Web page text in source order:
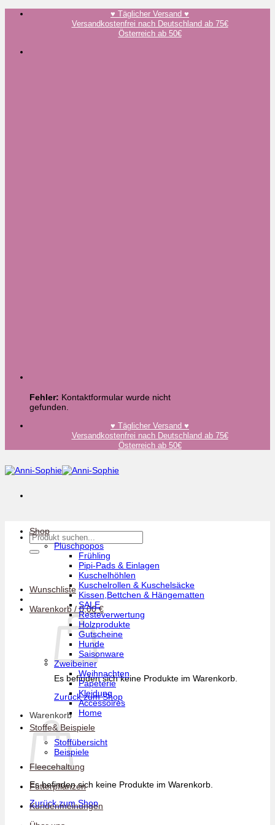
Zum
♥️ Täglicher Versand ♥️
Versandkostenfrei nach Deutschland ab 75€
Österreich ab 50€
Fehler: Kontaktformular wurde nicht
gefunden.
♥️ Täglicher Versand ♥️
Versandkostenfrei nach Deutschland ab 75€
Österreich ab 50€
Suchen
nach:
Wunschliste
Warenkorb /0,00€
Es befinden sich keine Produkte im Warenkorb.
Zurück zum Shop
Warenkorb
Es befinden sich keine Produkte im Warenkorb.
Zurück zum Shop
Shop
Plüschpopos
Frühling
Pipi-Pads & Einlagen
Kuschelhöhlen
Kuschelrollen & Kuschelsäcke
Kissen,Bettchen & Hängematten
SALE
Resteverwertung
Holzprodukte
Gutscheine
Hunde
Saisonware
Zweibeiner
Weihnachten
Papeterie
Kleidung
Accessoires
Home
Stoffe& Beispiele
Stoffübersicht
Beispiele
Fleecehaltung
Futterpflanzen
Kundenmeinungen